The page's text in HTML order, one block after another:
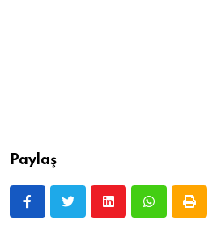
Paylaş